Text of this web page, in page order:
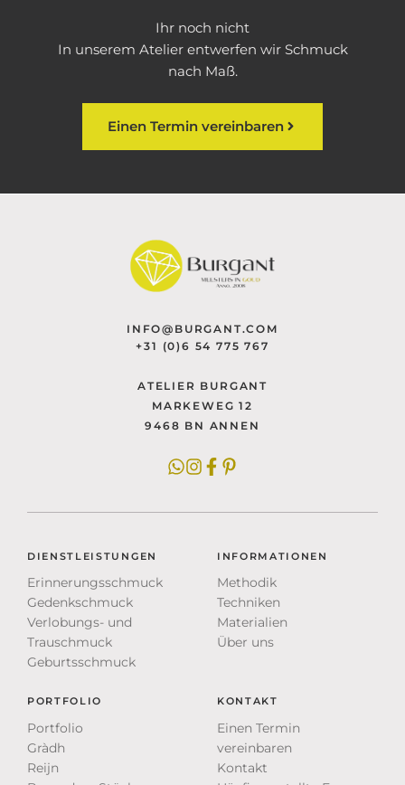
Ihr noch nicht
In unserem Atelier entwerfen wir Schmuck
nach Maß.
Einen Termin vereinbaren
INFO@BURGANT.COM
+31 (0)6 54 775 767
ATELIER BURGANT
MARKEWEG 12
9468 BN ANNEN
DIENSTLEISTUNGEN
Erinnerungsschmuck
Gedenkschmuck
Verlobungs- und
Trauschmuck
Geburtsschmuck
INFORMATIONEN
Methodik
Techniken
Materialien
Über uns
PORTFOLIO
Portfolio
Gràdh
Reijn
KONTAKT
Einen Termin
vereinbaren
Kontakt